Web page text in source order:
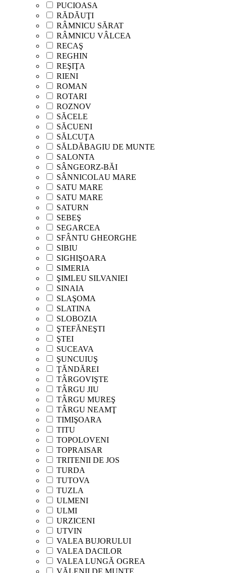
PUCIOASA
RĂDĂUŢI
RÂMNICU SĂRAT
RÂMNICU VÂLCEA
RECAŞ
REGHIN
REŞIŢA
RIENI
ROMAN
ROTARI
ROZNOV
SĂCELE
SĂCUENI
SĂLCUŢA
SĂLDĂBAGIU DE MUNTE
SALONTA
SÂNGEORZ-BĂI
SÂNNICOLAU MARE
SATU MARE
SATU MARE
SATURN
SEBEŞ
SEGARCEA
SFÂNTU GHEORGHE
SIBIU
SIGHIŞOARA
SIMERIA
ŞIMLEU SILVANIEI
SINAIA
SLAŞOMA
SLATINA
SLOBOZIA
ŞTEFĂNEŞTI
ŞTEI
SUCEAVA
ŞUNCUIUŞ
ŢĂNDĂREI
TÂRGOVIŞTE
TÂRGU JIU
TÂRGU MUREŞ
TÂRGU NEAMŢ
TIMIŞOARA
TITU
TOPOLOVENI
TOPRAISAR
TRITENII DE JOS
TURDA
TUTOVA
TUZLA
ULMENI
ULMI
URZICENI
UTVIN
VALEA BUJORULUI
VALEA DACILOR
VALEA LUNGĂ OGREA
VĂLENII DE MUNTE